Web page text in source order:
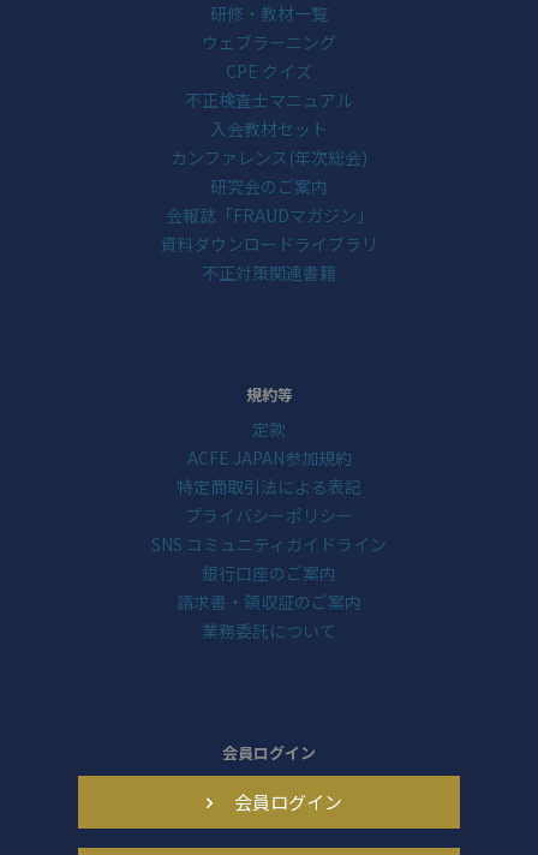
研修・教材一覧
ウェブラーニング
CPE クイズ
不正検査士マニュアル
入会教材セット
カンファレンス(年次総会)
研究会のご案内
会報誌「FRAUDマガジン」
資料ダウンロードライブラリ
不正対策関連書籍
規約等
定款
ACFE JAPAN参加規約
特定商取引法による表記
プライバシーポリシー
SNS コミュニティガイドライン
銀行口座のご案内
請求書・領収証のご案内
業務委託について
会員ログイン
会員ログイン